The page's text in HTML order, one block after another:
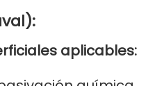
aplicables: